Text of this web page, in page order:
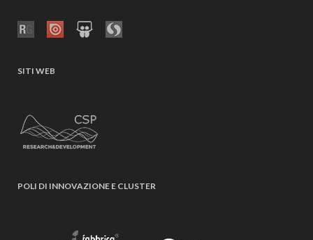
SITI WEB
POLI DI INNOVAZIONE E CLUSTER